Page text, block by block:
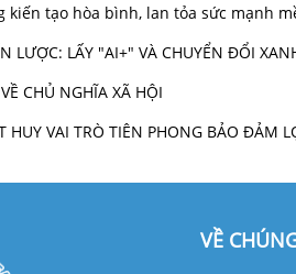
kiến tạo hòa bình, lan tỏa sức mạnh
LƯỢC: LẤY "AI+" VÀ CHUYỂN ĐỔI
CHỦ NGHĨA XÃ HỘI
HUY VAI TRÒ TIÊN PHONG BẢO ĐẢM
VỀ